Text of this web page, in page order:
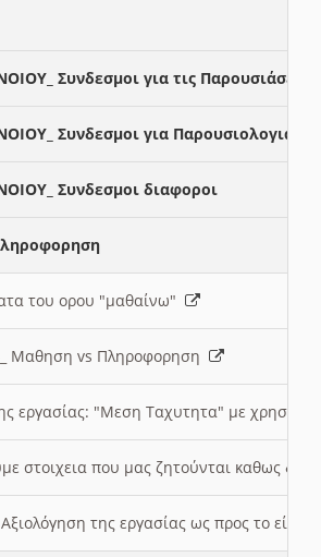
Συνδεσμοι για τις Παρουσιάσεις
Συνδεσμοι για Παρουσιολογια
Συνδεσμοι διαφοροι
του ορου "μαθαίνω"
Μαθηση vs Πληροφορηση
εργασίας: "Μεση Ταχυτητα" με χρηση
στοιχεια που μας ζητούνται καθως
της εργασίας ως προς το